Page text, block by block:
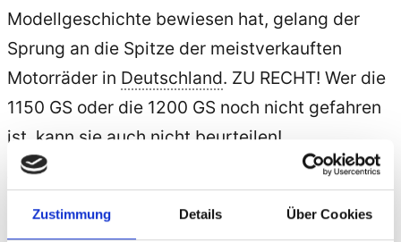
Zustimmung Details Über Cookies
Modellgeschichte bewiesen hat, gelang der
Sprung an die Spitze der meistverkauften
Motorräder in Deutschland. ZU RECHT! Wer die
1150 GS oder die 1200 GS noch nicht gefahren
ist, kann sie auch nicht beurteilen!
Wer sich noch nicht dazu entschließen konnte,
eine BMW zu kaufen, dem empfehlen wir die